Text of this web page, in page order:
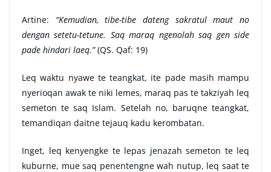
Artine: “Kemudian, tibe-tibe dateng sakratul maut no
dengan setetu-tetune. Saq maraq ngenolah saq gen side
pade hindari laeq.”(QS. Qaf: 19)
Leq waktu nyawe te teangkat, ite pade masih mampu
nyerioqan awak te niki lemes, maraq pas te takziyah leq
semeton te saq Islam. Setelah no, baruqne teangkat,
temandiqan daitne tejauq kadu kerombatan.
Inget, leq kenyengke te lepas jenazah semeton te leq
kuburne, mue saq penentengne wah nutup, leq saat te